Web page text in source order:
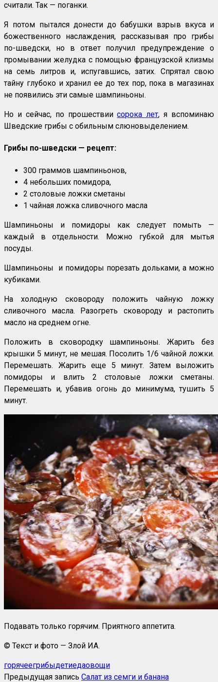
считали. Так — поганки.
Я потом пытался донести до бабушки взрыв вкуса и
божественного наслаждения, рассказывая про грибы
по-шведски, но в ответ получил предупреждение о
промывании желудка с помощью французской клизмы
на семь литров и, испугавшись, затих. Спрятал свою
тайну глубоко и хранил ее до тех пор, пока в магазинах
не появились эти самые шампиньоны.
Но и сейчас, по прошествиисорока лет, я вспоминаю
Шведские грибы с обильным слюновыделением.
Грибы по-шведски — рецепт:
300 граммов шампиньонов,
4 небольших помидора,
2 столовые ложки сметаны
1 чайная ложка сливочного масла
Шампиньоны и помидоры как следует помыть —
каждый в отдельности. Можно губкой для мытья
посуды.
Шампиньоны и помидоры порезать дольками, а можно
кубиками.
На холодную сковороду положить чайную ложку
сливочного масла. Разогреть сковороду и растопить
масло на среднем огне.
Положить в сковородку шампиньоны. Жарить без
крышки 5 минут, не мешая. Посолить 1/6 чайной ложки.
Перемешать. Жарить еще 5 минут. Затем выложить
помидоры и влить 2 столовые ложки сметаны.
Перемешать и, убавив огонь до минимума, тушить 5
минут.
Подавать только горячим. Приятного аппетита.
© Текст и фото — Злой ИА.
горячеегрибыдетиедаовощи
Предыдущая запись Салат из семги и банана